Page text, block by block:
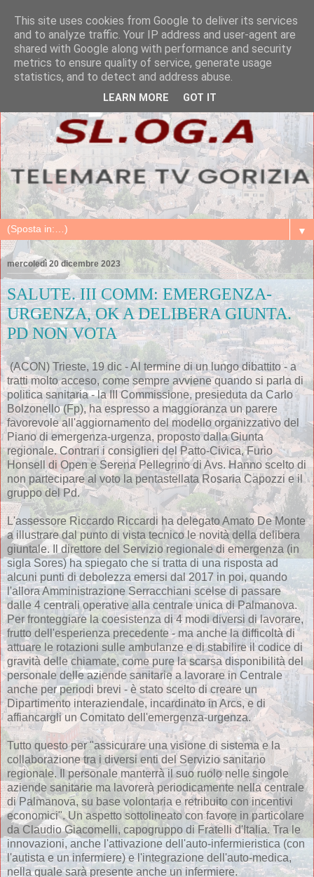
▼
mercoledì 20 dicembre 2023
SALUTE. III COMM: EMERGENZA-
URGENZA, OK A DELIBERA GIUNTA.
PD NON VOTA
(ACON) Trieste, 19 dic - Al termine di un lungo dibattito - a
tratti molto acceso, come sempre avviene quando si parla di
politica sanitaria - la III Commissione, presieduta da Carlo
Bolzonello (Fp), ha espresso a maggioranza un parere
favorevole all'aggiornamento del modello organizzativo del
Piano di emergenza-urgenza, proposto dalla Giunta
regionale. Contrari i consiglieri del Patto-Civica, Furio
Honsell di Open e Serena Pellegrino di Avs. Hanno scelto di
non partecipare al voto la pentastellata Rosaria Capozzi e il
gruppo del Pd.
L'assessore Riccardo Riccardi ha delegato Amato De Monte
a illustrare dal punto di vista tecnico le novità della delibera
giuntale. Il direttore del Servizio regionale di emergenza (in
sigla Sores) ha spiegato che si tratta di una risposta ad
alcuni punti di debolezza emersi dal 2017 in poi, quando
l'allora Amministrazione Serracchiani scelse di passare
dalle 4 centrali operative alla centrale unica di Palmanova.
Per fronteggiare la coesistenza di 4 modi diversi di lavorare,
frutto dell'esperienza precedente - ma anche la difficoltà di
attuare le rotazioni sulle ambulanze e di stabilire il codice di
gravità delle chiamate, come pure la scarsa disponibilità del
personale delle aziende sanitarie a lavorare in Centrale
anche per periodi brevi - è stato scelto di creare un
Dipartimento interaziendale, incardinato in Arcs, e di
affiancargli un Comitato dell'emergenza-urgenza.
Tutto questo per "assicurare una visione di sistema e la
collaborazione tra i diversi enti del Servizio sanitario
regionale. Il personale manterrà il suo ruolo nelle singole
aziende sanitarie ma lavorerà periodicamente nella centrale
di Palmanova, su base volontaria e retribuito con incentivi
economici". Un aspetto sottolineato con favore in particolare
da Claudio Giacomelli, capogruppo di Fratelli d'Italia. Tra le
innovazioni, anche l'attivazione dell'auto-infermieristica (con
l'autista e un infermiere) e l'integrazione dell'auto-medica,
nella quale sarà presente anche un infermiere.
This site uses cookies from Google to deliver its services
and to analyze traffic. Your IP address and user-agent are
shared with Google along with performance and security
metrics to ensure quality of service, generate usage
statistics, and to detect and address abuse.
LEARN MORE GOT IT